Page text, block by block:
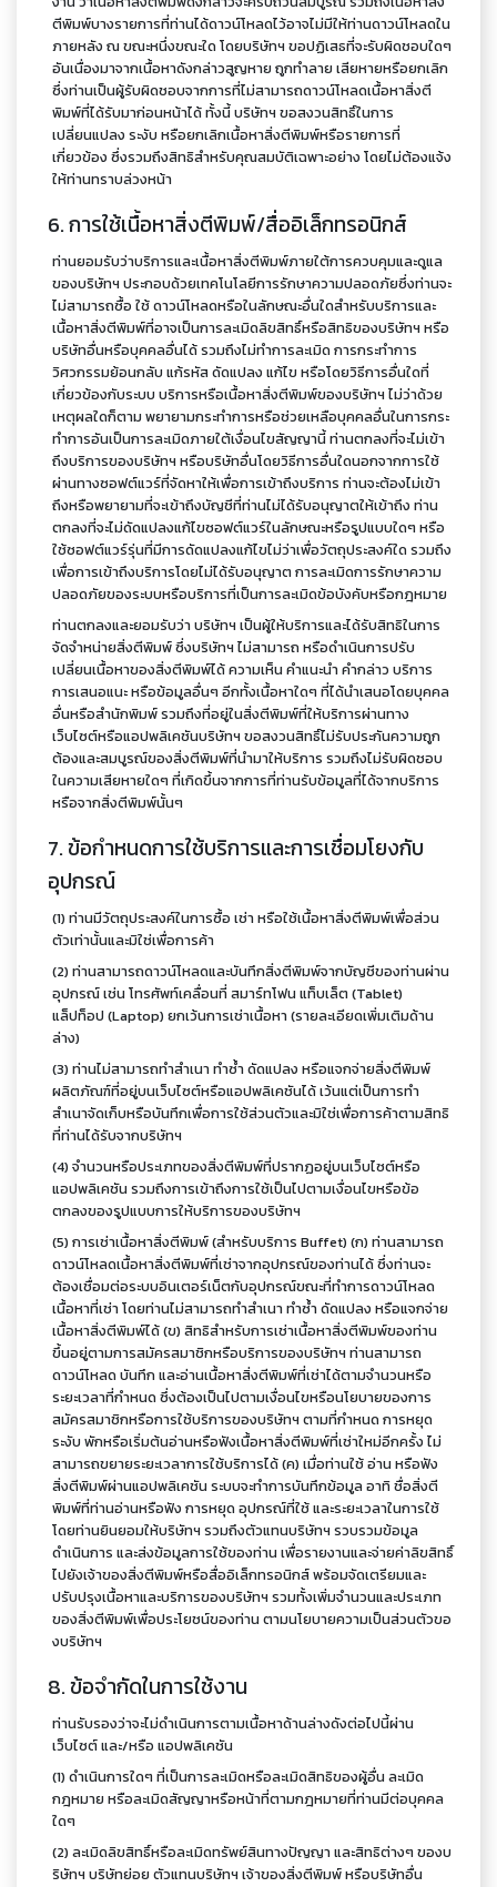
ตีพิมพ์บางรายการที่ท่านได้ดาวน์โหลดไว้อาจไม่มีให้ท่านดาวน์โหลดใน
ภายหลัง ณ ขณะหนึ่งขณะใด โดยบริษัทฯ ขอปฏิเสธที่จะรับผิดชอบใดๆ
อันเนื่องมาจากเนื้อหาดังกล่าวสูญหาย ถูกทำลาย เสียหายหรือยกเลิก
ซึ่งท่านเป็นผู้รับผิดชอบจากการที่ไม่สามารถดาวน์โหลดเนื้อหาสิ่งตี
พิมพ์ที่ได้รับมาก่อนหน้าได้ ทั้งนี้ บริษัทฯ ขอสงวนสิทธิ์ในการ
เปลี่ยนแปลง ระงับ หรือยกเลิกเนื้อหาสิ่งตีพิมพ์หรือรายการที่
เกี่ยวข้อง ซึ่งรวมถึงสิทธิสำหรับคุณสมบัติเฉพาะอย่าง โดยไม่ต้องแจ้ง
ให้ท่านทราบล่วงหน้า
6. การใช้เนื้อหาสิ่งตีพิมพ์/สื่ออิเล็กทรอนิกส์
ท่านยอมรับว่าบริการและเนื้อหาสิ่งตีพิมพ์ภายใต้การควบคุมและดูแล
ของบริษัทฯ ประกอบด้วยเทคโนโลยีการรักษาความปลอดภัยซึ่งท่านจะ
ไม่สามารถซื้อ ใช้ ดาวน์โหลดหรือในลักษณะอื่นใดสำหรับบริการและ
เนื้อหาสิ่งตีพิมพ์ที่อาจเป็นการละเมิดลิขสิทธิ์หรือสิทธิของบริษัทฯ หรือ
บริษัทอื่นหรือบุคคลอื่นได้ รวมถึงไม่ทำการละเมิด การกระทำการ
วิศวกรรมย้อนกลับ แก้รหัส ดัดแปลง แก้ไข หรือโดยวิธีการอื่นใดที่
เกี่ยวข้องกับระบบ บริการหรือเนื้อหาสิ่งตีพิมพ์ของบริษัทฯ ไม่ว่าด้วย
เหตุผลใดก็ตาม พยายามกระทำการหรือช่วยเหลือบุคคลอื่นในการกระ
ทำการอันเป็นการละเมิดภายใต้เงื่อนไขสัญญานี้ ท่านตกลงที่จะไม่เข้า
ถึงบริการของบริษัทฯ หรือบริษัทอื่นโดยวิธีการอื่นใดนอกจากการใช้
ผ่านทางซอฟต์แวร์ที่จัดหาให้เพื่อการเข้าถึงบริการ ท่านจะต้องไม่เข้า
ถึงหรือพยายามที่จะเข้าถึงบัญชีที่ท่านไม่ได้รับอนุญาตให้เข้าถึง ท่าน
ตกลงที่จะไม่ดัดแปลงแก้ไขซอฟต์แวร์ในลักษณะหรือรูปแบบใดๆ หรือ
ใช้ซอฟต์แวร์รุ่นที่มีการดัดแปลงแก้ไขไม่ว่าเพื่อวัตถุประสงค์ใด รวมถึง
เพื่อการเข้าถึงบริการโดยไม่ได้รับอนุญาต การละเมิดการรักษาความ
ปลอดภัยของระบบหรือบริการที่เป็นการละเมิดข้อบังคับหรือกฎหมาย
ท่านตกลงและยอมรับว่า บริษัทฯ เป็นผู้ให้บริการและได้รับสิทธิในการ
จัดจำหน่ายสิ่งตีพิมพ์ ซึ่งบริษัทฯ ไม่สามารถ หรือดำเนินการปรับ
เปลี่ยนเนื้อหาของสิ่งตีพิมพ์ได้ ความเห็น คำแนะนำ คำกล่าว บริการ
การเสนอแนะ หรือข้อมูลอื่นๆ อีกทั้งเนื้อหาใดๆ ที่ได้นำเสนอโดยบุคคล
อื่นหรือสำนักพิมพ์ รวมถึงที่อยู่ในสิ่งตีพิมพ์ที่ให้บริการผ่านทาง
เว็บไซต์หรือแอปพลิเคชันบริษัทฯ ขอสงวนสิทธิ์ไม่รับประกันความถูก
ต้องและสมบูรณ์ของสิ่งตีพิมพ์ที่นำมาให้บริการ รวมถึงไม่รับผิดชอบ
ในความเสียหายใดๆ ที่เกิดขึ้นจากการที่ท่านรับข้อมูลที่ได้จากบริการ
หรือจากสิ่งตีพิมพ์นั้นๆ
7. ข้อกำหนดการใช้บริการและการเชื่อมโยงกับ
อุปกรณ์
(1) ท่านมีวัตถุประสงค์ในการซื้อ เช่า หรือใช้เนื้อหาสิ่งตีพิมพ์เพื่อส่วน
ตัวเท่านั้นและมิใช่เพื่อการค้า
(2) ท่านสามารถดาวน์โหลดและบันทึกสิ่งตีพิมพ์จากบัญชีของท่านผ่าน
อุปกรณ์ เช่น โทรศัพท์เคลื่อนที่ สมาร์ทโฟน แท็บเล็ต (Tablet)
แล็ปท็อป (Laptop) ยกเว้นการเช่าเนื้อหา (รายละเอียดเพิ่มเติมด้าน
ล่าง)
(3) ท่านไม่สามารถทำสำเนา ทำซ้ำ ดัดแปลง หรือแจกจ่ายสิ่งตีพิมพ์
ผลิตภัณฑ์ที่อยู่บนเว็บไซต์หรือแอปพลิเคชันได้ เว้นแต่เป็นการทำ
สำเนาจัดเก็บหรือบันทึกเพื่อการใช้ส่วนตัวและมิใช่เพื่อการค้าตามสิทธิ
ที่ท่านได้รับจากบริษัทฯ
(4) จำนวนหรือประเภทของสิ่งตีพิมพ์ที่ปรากฏอยู่บนเว็บไซต์หรือ
แอปพลิเคชัน รวมถึงการเข้าถึงการใช้เป็นไปตามเงื่อนไขหรือข้อ
ตกลงของรูปแบบการให้บริการของบริษัทฯ
(5) การเช่าเนื้อหาสิ่งตีพิมพ์ (สำหรับบริการ Buffet) (ก) ท่านสามารถ
ดาวน์โหลดเนื้อหาสิ่งตีพิมพ์ที่เช่าจากอุปกรณ์ของท่านได้ ซึ่งท่านจะ
ต้องเชื่อมต่อระบบอินเตอร์เน็ตกับอุปกรณ์ขณะที่ทำการดาวน์โหลด
เนื้อหาที่เช่า โดยท่านไม่สามารถทำสำเนา ทำซ้ำ ดัดแปลง หรือแจกจ่าย
เนื้อหาสิ่งตีพิมพ์ได้ (ข) สิทธิสำหรับการเช่าเนื้อหาสิ่งตีพิมพ์ของท่าน
ขึ้นอยู่ตามการสมัครสมาชิกหรือบริการของบริษัทฯ ท่านสามารถ
ดาวน์โหลด บันทึก และอ่านเนื้อหาสิ่งตีพิมพ์ที่เช่าได้ตามจำนวนหรือ
ระยะเวลาที่กำหนด ซึ่งต้องเป็นไปตามเงื่อนไขหรือนโยบายของการ
สมัครสมาชิกหรือการใช้บริการของบริษัทฯ ตามที่กำหนด การหยุด
ระงับ พักหรือเริ่มต้นอ่านหรือฟังเนื้อหาสิ่งตีพิมพ์ที่เช่าใหม่อีกครั้ง ไม่
สามารถขยายระยะเวลาการใช้บริการได้ (ค) เมื่อท่านใช้ อ่าน หรือฟัง
สิ่งตีพิมพ์ผ่านแอปพลิเคชัน ระบบจะทำการบันทึกข้อมูล อาทิ ชื่อสิ่งตี
พิมพ์ที่ท่านอ่านหรือฟัง การหยุด อุปกรณ์ที่ใช้ และระยะเวลาในการใช้
โดยท่านยินยอมให้บริษัทฯ รวมถึงตัวแทนบริษัทฯ รวบรวมข้อมูล
ดำเนินการ และส่งข้อมูลการใช้ของท่าน เพื่อรายงานและจ่ายค่าลิขสิทธิ์
ไปยังเจ้าของสิ่งตีพิมพ์หรือสื่ออิเล็กทรอนิกส์ พร้อมจัดเตรียมและ
ปรับปรุงเนื้อหาและบริการของบริษัทฯ รวมทั้งเพิ่มจำนวนและประเภท
ของสิ่งตีพิมพ์เพื่อประโยชน์ของท่าน ตามนโยบายความเป็นส่วนตัวขอ
งบริษัทฯ
8. ข้อจำกัดในการใช้งาน
ท่านรับรองว่าจะไม่ดำเนินการตามเนื้อหาด้านล่างดังต่อไปนี้ผ่าน
เว็บไซต์ และ/หรือ แอปพลิเคชัน
(1) ดำเนินการใดๆ ที่เป็นการละเมิดหรือละเมิดสิทธิของผู้อื่น ละเมิด
กฎหมาย หรือละเมิดสัญญาหรือหน้าที่ตามกฎหมายที่ท่านมีต่อบุคคล
ใดๆ
(2) ละเมิดลิขสิทธิ์หรือละเมิดทรัพย์สินทางปัญญา และสิทธิต่างๆ ของบ
ริษัทฯ บริษัทย่อย ตัวแทนบริษัทฯ เจ้าของสิ่งตีพิมพ์ หรือบริษัทอื่น